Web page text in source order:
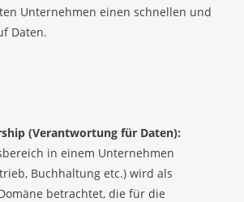
Unternehmen einen schnellen und
Daten.
(Verantwortung für Daten):
in einem Unternehmen
Buchhaltung etc.) wird als
betrachtet, die für die